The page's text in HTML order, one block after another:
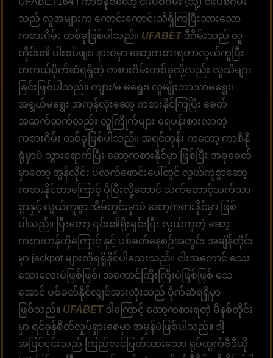
သည် လူအများက ကောင်းကောင်းသိရှိကြပြီးသားသော
ကစားဂိမ်း တစ်ခုဖြစ်ပါသည်။ UFABETဒီဂိမ်းသည် လူ
တိုင်း၏ ပါးစပ်ဖျး၊ နားဝမှာ ဆော့ကစားရတာလွယ်ကူပြီး
တကယ်ပိုက်ဆံရရှိတဲ့ ကစားဂိမ်းတစ်ခုလို့လည်း လူသိများ
ခြင်းဖြစ်ပါသည်။ ကျား/မ မရွေး၊ လူမျိုးဘာသာမရွေး၊
အရွယ်မရွေး အကုန်လုံးဆော့ ကစားနိုင်ကြပြီး ခေတ်
အဆက်ဆက်လည်း လူကြိုက်များ ရေပန်းစားလာတဲ့
ကစားဂိမ်း တစ်ခုဖြစ်ပါသည်။ အရင်တုန်း ကတော့ ကာစီနို
ရုံမှာပဲ သွားရောက်ပြီး ဆော့ကစားနိုင်မှာ ဖြစ်ပြီး အခုခေတ်
မှာတော့ အွန်လိုင်း ပလက်ဖောင်းပေါ်တွင် လွယ်ကူစွာဆော့
ကစားနိုင်တာကြောင့် ပိုပြီးလို့တောင် သက်တောင့်သက်သာ
စွာနှင့် လွယ်ကူစွာ အိမ်တွင်းမှာပဲ ဆော့ကစားနိုင်မှာ ဖြစ်
ပါသည်။ ပြီးတော့ ၎င်း၏ရိုးရှင်းပြီး လွယ်ကူတဲ့ ဆော့
ကစားဟန်တို့ကြောင့် နှင့် ပစ်ခတ်နေစဉ်အတွင်း အချိန်တိုင်း
မှာ jackpot များကိုရရှိနိုင်ပါသေးသည်။ ငါးအကောင် သေး
သေးလေးပဲဖြစ်ဖြစ်၊ အကောင်ကြီးကြီးပဲဖြစ်ဖြစ် သေ
အောင် ပစ်ခတ်နိုင်လျှင်အားလုံးသည် ပိုက်ဆံရရှိမှာ
ဖြစ်သည်။ UFABETဒါကြောင့် ဆော့ကစားရတဲ့ မိနစ်တိုင်း
မှာ ရင်ခုန်စိတ်လှုပ်ရှားစေမှာ အမှန်ပဲဖြစ်ပါသည်။ ဒါ့
အပြင်၎င်းသည် ကြည်လင်ပြတ်သားသော ရုပ်ထွက်ဗီဒီယို